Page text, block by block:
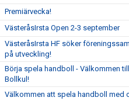
Premiärvecka!
VästeråsIrsta Open 2-3 september
VästeråsIrsta HF söker
på utveckling!
Börja spela handboll - Välkommen
Bollkul!
Välkommen att spela handboll med